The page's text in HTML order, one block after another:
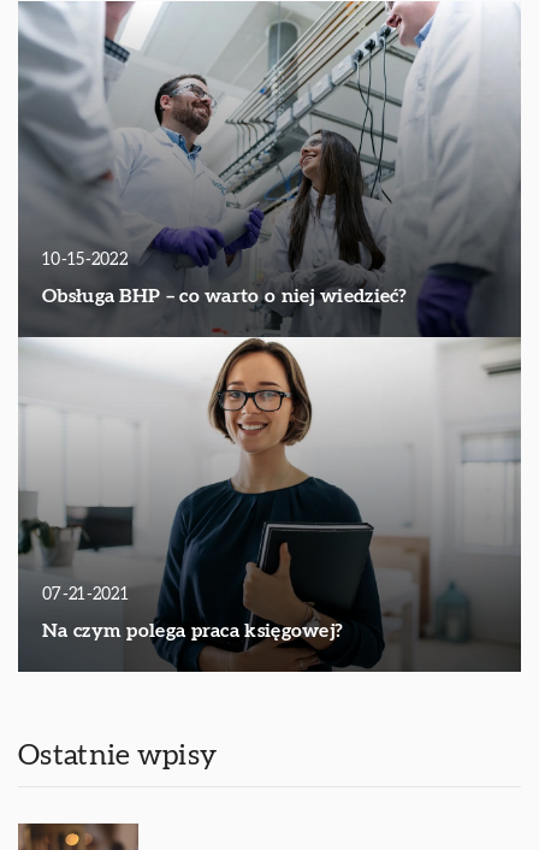
10-15-2022
Obsługa BHP – co warto o niej wiedzieć?
07-21-2021
Na czym polega praca księgowej?
Ostatnie wpisy